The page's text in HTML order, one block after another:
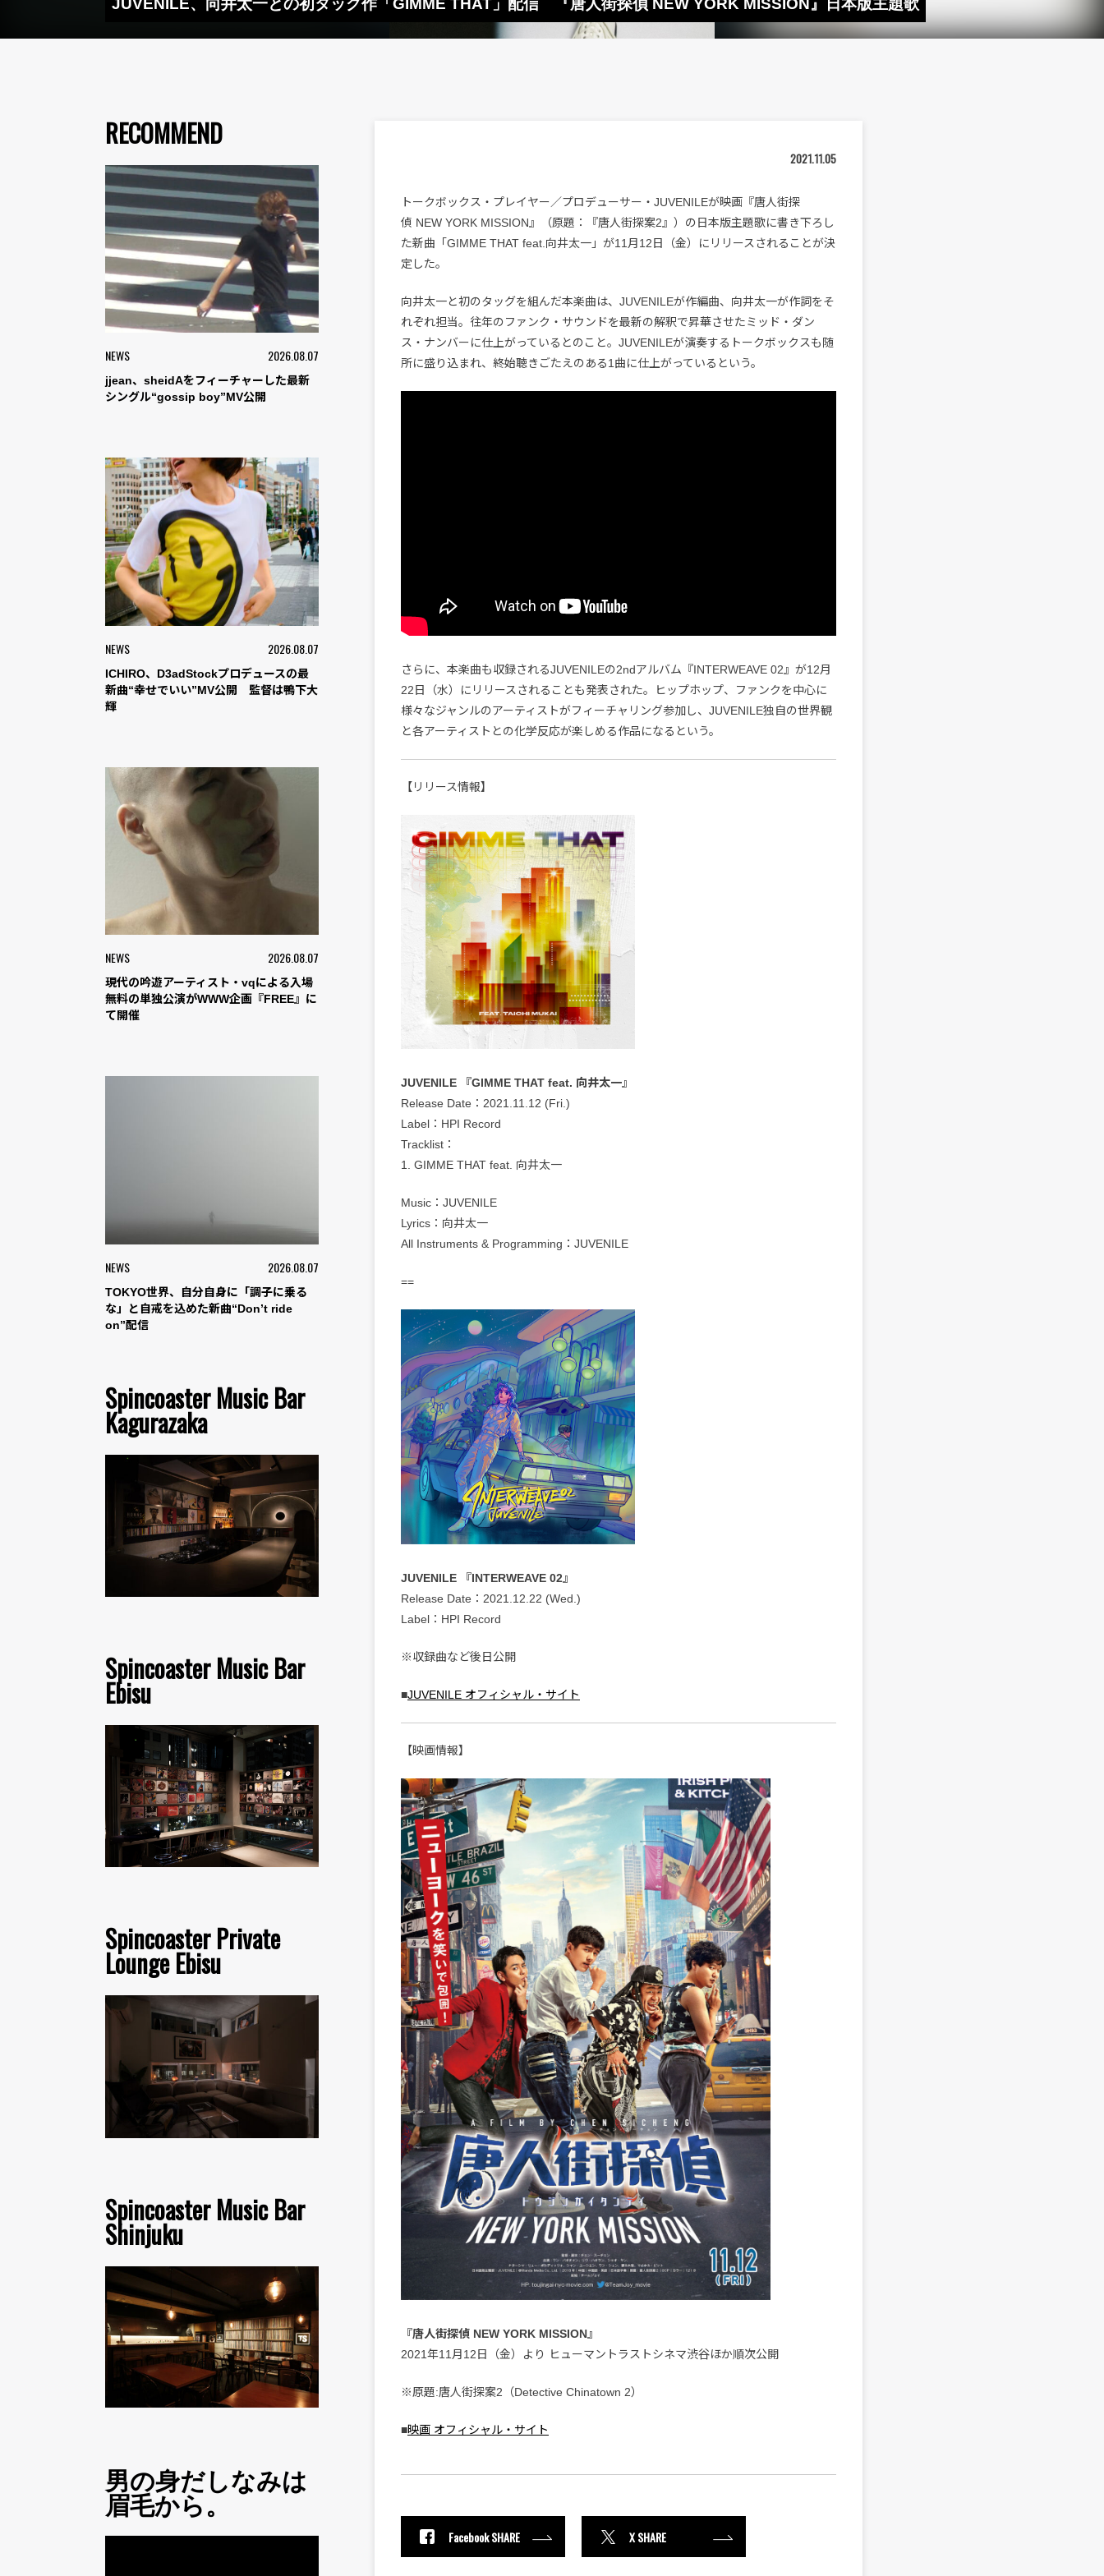
JUVENILE、向井太一との初タッグ作「GIMME THAT」配信 『唐人街探偵 NEW YORK MISSION』日本版主題歌
RECOMMEND
NEWS 2026.08.07
jjean、sheidAをフィーチャーした最新
シングル“gossip boy”MV公開
NEWS 2026.08.07
ICHIRO、D3adStockプロデュースの最
新曲“幸せでいい”MV公開 監督は鴨下大
輝
NEWS 2026.08.07
現代の吟遊アーティスト・vqによる入場
無料の単独公演がWWW企画『FREE』に
て開催
NEWS 2026.08.07
TOKYO世界、自分自身に「調子に乗る
な」と自戒を込めた新曲“Don’t ride
on”配信
Spincoaster Music Bar
Kagurazaka
Spincoaster Music Bar
Ebisu
Spincoaster Private
Lounge Ebisu
Spincoaster Music Bar
Shinjuku
男の身だしなみは
眉毛から。
2021.11.05
トークボックス・プレイヤー／プロデューサー・JUVENILEが映画『唐人街探
偵 NEW YORK MISSION』（原題：『唐人街探案2』）の日本版主題歌に書き下ろし
た新曲「GIMME THAT feat.向井太一」が11月12日（金）にリリースされることが決
定した。
向井太一と初のタッグを組んだ本楽曲は、JUVENILEが作編曲、向井太一が作詞をそ
れぞれ担当。往年のファンク・サウンドを最新の解釈で昇華させたミッド・ダン
ス・ナンバーに仕上がっているとのこと。JUVENILEが演奏するトークボックスも随
所に盛り込まれ、終始聴きごたえのある1曲に仕上がっているという。
さらに、本楽曲も収録されるJUVENILEの2ndアルバム『INTERWEAVE 02』が12月
22日（水）にリリースされることも発表された。ヒップホップ、ファンクを中心に
様々なジャンルのアーティストがフィーチャリング参加し、JUVENILE独自の世界観
と各アーティストとの化学反応が楽しめる作品になるという。
【リリース情報】
JUVENILE 『GIMME THAT feat. 向井太一』
Release Date：2021.11.12 (Fri.)
Label：HPI Record
Tracklist：
1. GIMME THAT feat. 向井太一
Music：JUVENILE
Lyrics：向井太一
All Instruments & Programming：JUVENILE
==
JUVENILE 『INTERWEAVE 02』
Release Date：2021.12.22 (Wed.)
Label：HPI Record
※収録曲など後日公開
■JUVENILE オフィシャル・サイト
【映画情報】
『唐人街探偵 NEW YORK MISSION』
2021年11月12日（金）より ヒューマントラストシネマ渋谷ほか順次公開
※原題:唐人街探案2（Detective Chinatown 2）
■映画 オフィシャル・サイト
Facebook SHARE X SHARE